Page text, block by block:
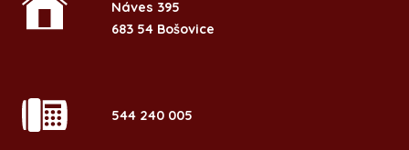
Náves 395
683 54 Bošovice
544 240 005